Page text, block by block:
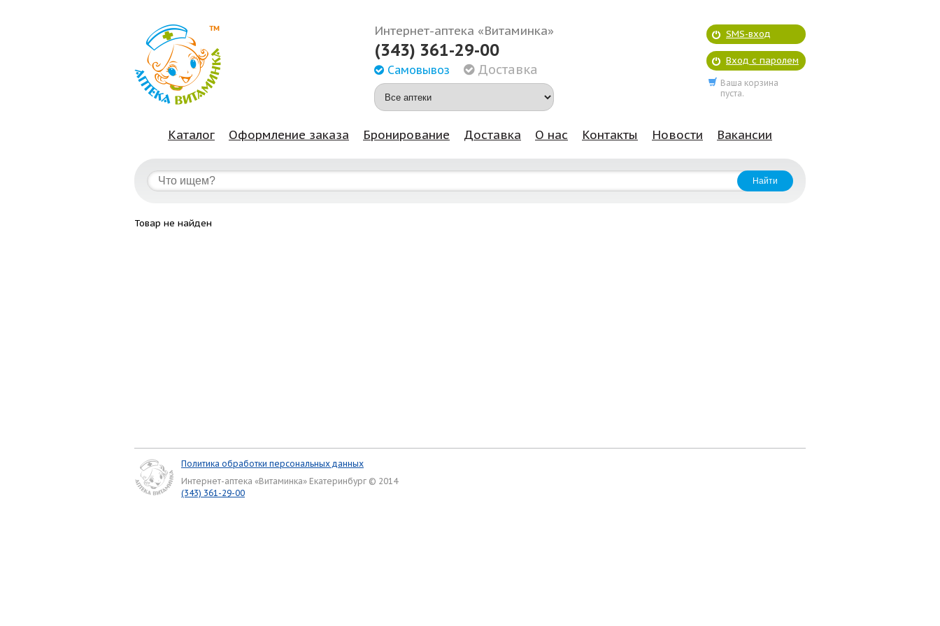
Интернет-аптека «Витаминка»
(343) 361-29-00
Самовывоз Доставка
SMS-вход
Вход с паролем
Ваша корзина
пуста.
Каталог Оформление заказа Бронирование Доставка О нас Контакты Новости Вакансии
Товар не найден
Политика обработки персональных данных
Интернет-аптека «Витаминка» Екатеринбург © 2014
(343) 361-29-00